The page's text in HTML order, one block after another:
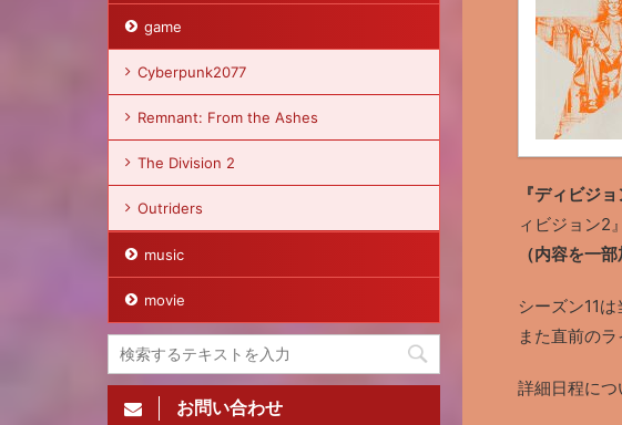
『ディビジ
ィビジョン2
（内容を一
シーズン11
また直前の
詳細日程につ
game
Cyberpunk2077
Remnant: From the Ashes
The Division 2
Outriders
music
movie
お問い合わせ